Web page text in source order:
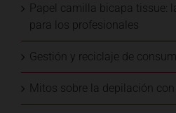
Papel camilla bicapa tissue:
para los profesionales
Gestión y reciclaje de
Mitos sobre la depilación